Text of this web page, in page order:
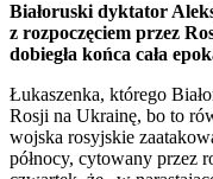
Białoruski dyktator
z rozpoczęciem przez
dobiegła końca cała
Łukaszenka, którego
Rosji na Ukrainę, bo to
wojska rosyjskie
północy, cytowany przez